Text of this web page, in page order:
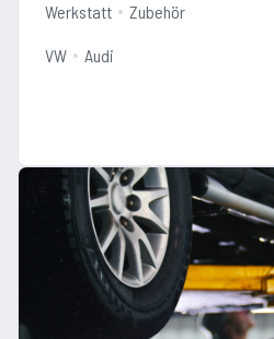
Werkstatt Zubehör
VW Audi